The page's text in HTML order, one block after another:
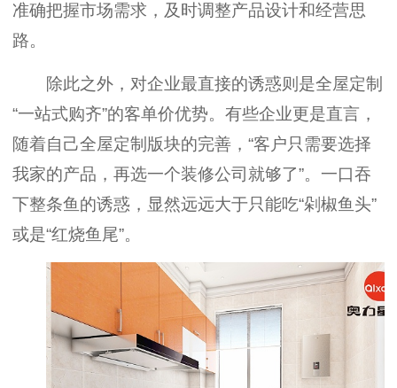
准确把握市场需求，及时调整产品设计和经营思
路。
除此之外，对企业最直接的诱惑则是全屋定制
“一站式购齐”的客单价优势。有些企业更是直言，
随着自己全屋定制版块的完善，“客户只需要选择
我家的产品，再选一个装修公司就够了”。一口吞
下整条鱼的诱惑，显然远远大于只能吃“剁椒鱼头”
或是“红烧鱼尾”。